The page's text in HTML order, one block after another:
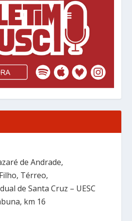
de Andrade,
Térreo,
de Santa Cruz – UESC
km 16